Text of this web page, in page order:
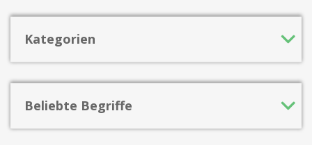
Kategorien
Beliebte Begriffe